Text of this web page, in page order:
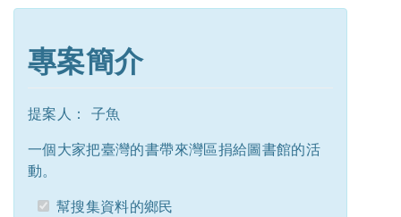
專案簡介
提案人： 子魚
一個大家把臺灣的書帶來灣區捐給圖書館的活
動。
幫搜集資料的鄉民